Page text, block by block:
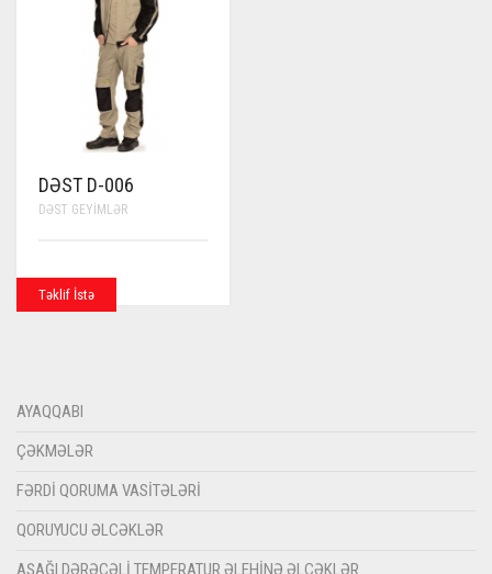
DƏST D-006
DƏST GEYIMLƏR
Təklif İstə
AYAQQABI
ÇƏKMƏLƏR
FƏRDI QORUMA VASITƏLƏRI
QORUYUCU ƏLCƏKLƏR
AŞAĞI DƏRƏCƏLI TEMPERATUR ƏLEHINƏ ƏLCƏKLƏR